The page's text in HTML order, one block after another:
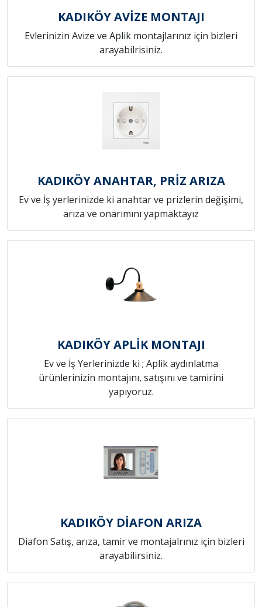
KADIKÖY AVİZE MONTAJI
Evlerinizin Avize ve Aplik montajlarınız için bizleri
arayabilrisiniz.
KADIKÖY ANAHTAR, PRİZ ARIZA
Ev ve İş yerlerinizde ki anahtar ve prizlerin değişimi,
arıza ve onarımını yapmaktayız
KADIKÖY APLİK MONTAJI
Ev ve İş Yerlerinizde ki ; Aplik aydınlatma
ürünlerinizin montajını, satışını ve tamirini
yapıyoruz.
KADIKÖY DİAFON ARIZA
Diafon Satış, arıza, tamir ve montajalrınız için bizleri
arayabilirsiniz.